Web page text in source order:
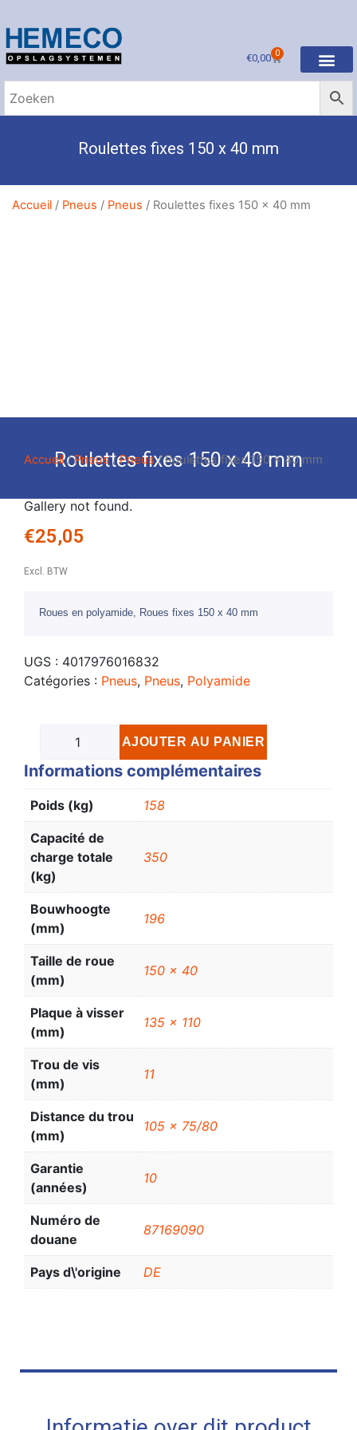
€0,00 0
Roulettes fixes 150 x 40 mm
Accueil / Pneus / Pneus / Roulettes fixes 150 x 40 mm
Roulettes fixes 150 x 40 mm
Accueil/Pneus/Pneus/ Roulettes fixes 150 x 40 mm
Gallery not found.
€25,05
Excl. BTW
Roues en polyamide, Roues fixes 150 x 40 mm
UGS : 4017976016832
Catégories : Pneus, Pneus, Polyamide
AJOUTER AU PANIER
Informations complémentaires
Poids (kg) 158
Capacité de
charge totale
(kg)
350
Bouwhoogte
(mm)
196
Taille de roue
(mm)
150 x 40
Plaque à visser
(mm)
135 x 110
Trou de vis
(mm)
11
Distance du trou
(mm)
105 x 75/80
Garantie
(années)
10
Numéro de
douane
87169090
Pays d\'origine DE